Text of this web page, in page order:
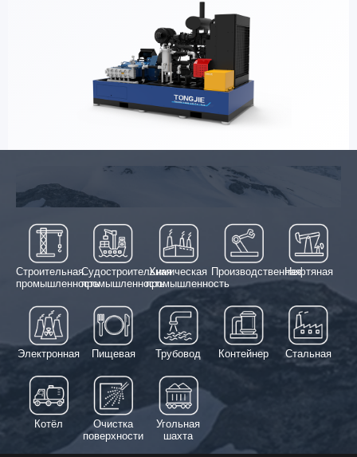
Строительная
промышленность
Судостроительная
промышленность
Химическая
промышленность
ПроизводственнаяНефтяная
Электронная Пищевая Трубовод Контейнер Стальная
Котёл
Очистка
поверхности
Угольная
шахта